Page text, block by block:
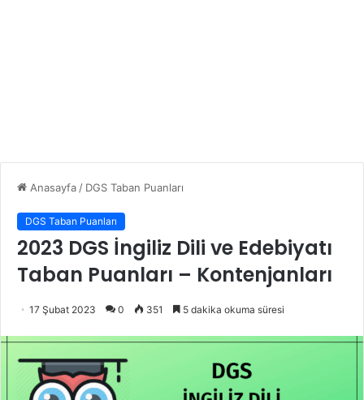
Anasayfa / DGS Taban Puanları
DGS Taban Puanları
2023 DGS İngiliz Dili ve Edebiyatı
Taban Puanları – Kontenjanları
17 Şubat 2023 0 351 5 dakika okuma süresi